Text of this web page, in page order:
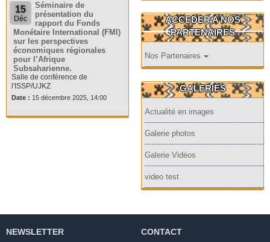
15
Déc
Séminaire de
présentation du
rapport du Fonds
Monétaire International (FMI)
sur les perspectives
économiques régionales
pour l’Afrique
Subsaharienne.
Salle de conférence de
l'ISSP/UJKZ
Date : 15 décembre 2025, 14:00
ACCEDER A NOS
PARTENAIRES
Nos Partenaires
GALERIES
Actualité en images
Galerie photos
Galerie Vidéos
video test
NEWSLETTER CONTACT